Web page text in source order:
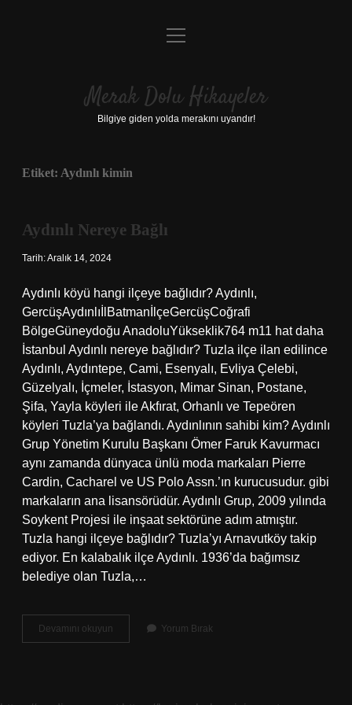
Anasayfa
Yasal Uyarı
menüyü
Merak Dolu Hikayeler
Bilgiye giden yolda merakını uyandır!
Etiket: Aydınlı kimin
Aydınlı Nereye Bağlı
Tarih: Aralık 14, 2024
Aydınlı köyü hangi ilçeye bağlıdır? Aydınlı,
GercüşAydınlıİlBatmanİlçeGercüşCoğrafi
BölgeGüneydoğu AnadoluYükseklik764 m11 hat daha
İstanbul Aydınlı nereye bağlıdır? Tuzla ilçe ilan edilince
Aydınlı, Aydıntepe, Cami, Esenyalı, Evliya Çelebi,
Güzelyalı, İçmeler, İstasyon, Mimar Sinan, Postane,
Şifa, Yayla köyleri ile Akfırat, Orhanlı ve Tepeören
köyleri Tuzla’ya bağlandı. Aydınlının sahibi kim? Aydınlı
Grup Yönetim Kurulu Başkanı Ömer Faruk Kavurmacı
aynı zamanda dünyaca ünlü moda markaları Pierre
Cardin, Cacharel ve US Polo Assn.’ın kurucusudur. gibi
markaların ana lisansörüdür. Aydınlı Grup, 2009 yılında
Soykent Projesi ile inşaat sektörüne adım atmıştır.
Tuzla hangi ilçeye bağlıdır? Tuzla’yı Arnavutköy takip
ediyor. En kalabalık ilçe Aydınlı. 1936’da bağımsız
belediye olan Tuzla,…
Devamını okuyun
Nereye
Yorum Bırak